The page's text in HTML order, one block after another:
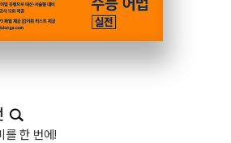
를 한 번에!